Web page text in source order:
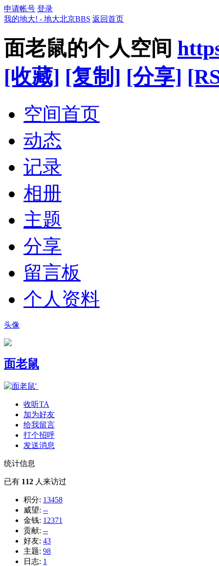
申请帐号 登录
我的地大! - 地大北京BBS 返回首页
面老鼠的个人空间
[收藏] [复制] [分享]
空间首页
动态
记录
相册
主题
分享
留言板
个人资料
头像
面老鼠
收听TA
加为好友
给我留言
打个招呼
发送消息
统计信息
已有 112 人来访过
积分: 13458
威望: --
金钱: 12371
贡献: --
好友: 43
主题: 98
日志: 1